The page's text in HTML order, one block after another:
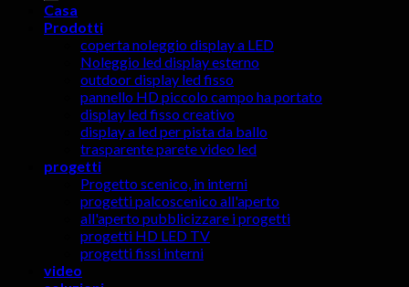
Casa
Prodotti
coperta noleggio display a LED
Noleggio led display esterno
outdoor display led fisso
pannello HD piccolo campo ha portato
display led fisso creativo
display a led per pista da ballo
trasparente parete video led
progetti
Progetto scenico, in interni
progetti palcoscenico all'aperto
all'aperto pubblicizzare i progetti
progetti HD LED TV
progetti fissi interni
video